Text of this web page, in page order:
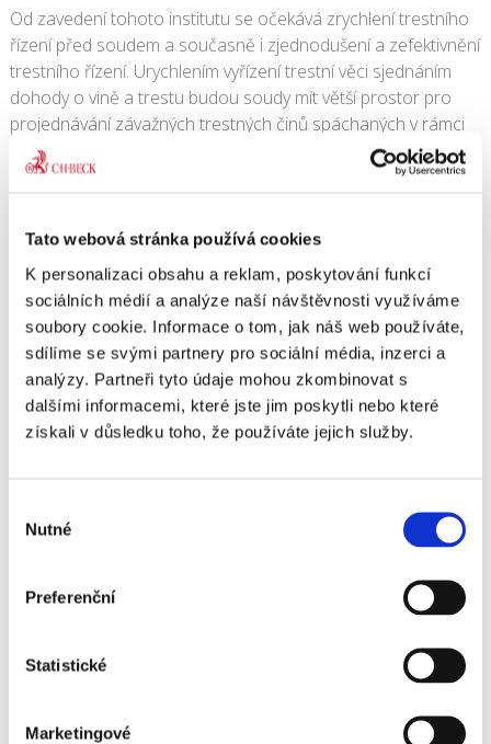
Tato webová stránka používá cookies
K personalizaci obsahu a reklam, poskytování funkcí
sociálních médií a analýze naší návštěvnosti využíváme
soubory cookie. Informace o tom, jak náš web používáte,
sdílíme se svými partnery pro sociální média, inzerci a
analýzy. Partneři tyto údaje mohou zkombinovat s
dalšími informacemi, které jste jim poskytli nebo které
získali v důsledku toho, že používáte jejich služby.
souhlasu
Nutné
Preferenční
Statistické
Marketingové
Od zavedení tohoto institutu se očekává zrychlení trestního
řízení před soudem a současně i zjednodušení a zefektivnění
trestního řízení. Urychlením vyřízení trestní věci sjednáním
dohody o vině a trestu budou soudy mít větší prostor pro
projednávání závažných trestných činů spáchaných v rámci
organizovaného zločinu. Současně má nový institut
představovat výhodu pro oběti trestných činů, které budou
muset svědčit opakovaně v řízení před soudem a nebudou
tak znovu vystaveny stresu vyplývajícímu z veřejného
projednávání všech detailů trestného činu, jehož se staly
obětí.
Návrhem se nyní bude zabývat Ústavně právní výbor
Poslanecké sněmovny.
23. 12. 2008 | OBSAH
Share This Story, Choose Your Platform!